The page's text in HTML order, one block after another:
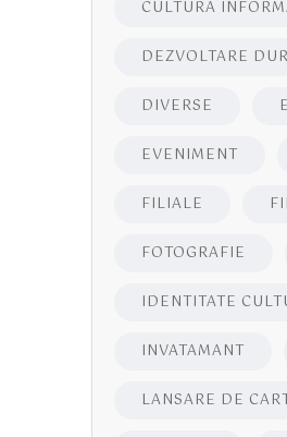
CULTURA
DEZVOLTARE
DIVERSE
EVENIMENT
FILIALE
FOTOGRAFIE
IDENTITATE
INVATAMANT
LANSARE DE